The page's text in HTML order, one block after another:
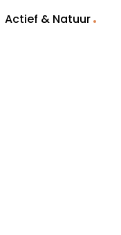
Actief & Natuur